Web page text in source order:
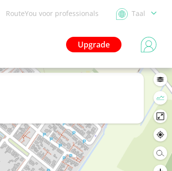
RouteYou voor professionals Taal
Upgrade